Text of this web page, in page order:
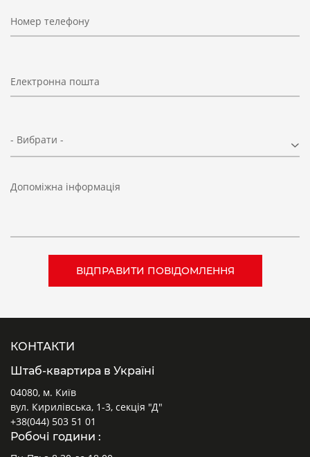
Номер телефону
Електронна пошта
- Вибрати -
Допоміжна інформація
КОНТАКТИ
Штаб-квартира в Україні
04080, м. Київ
вул. Кирилівська, 1-3, секція "Д"
+38(044) 503 51 01
Робочі години :